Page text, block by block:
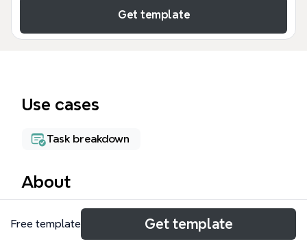
Get template
Use cases
Task breakdown
About
タスク管理のためのXmindテンプレートです。190の
ノードで構成され、「目的」と「方法」の2つの主要
Free template Get template